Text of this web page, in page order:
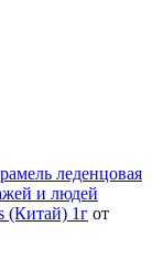
леденцовая
и людей
(Китай) 1г от